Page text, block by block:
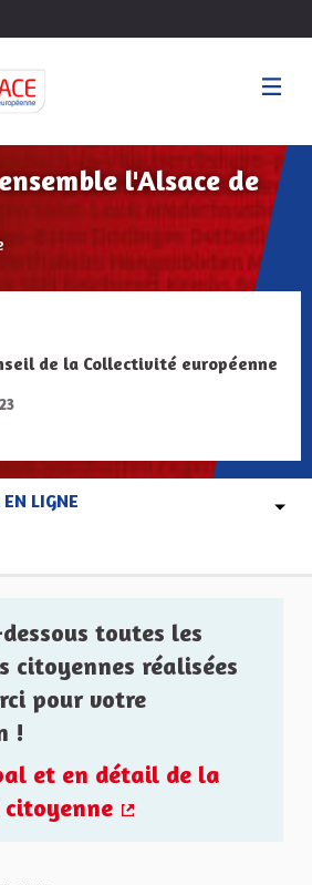
l'Alsace de
de la Collectivité européenne
LIGNE
toutes les
citoyennes réalisées
pour votre
!
et en détail de la